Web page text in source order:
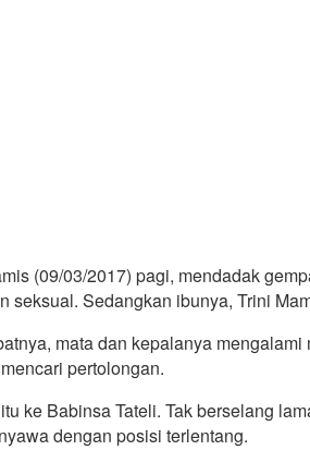
(09/03/2017) pagi, mendadak
Sedangkan ibunya, Trini
mata dan kepalanya
pertolongan.
ke Babinsa Tateli. Tak berselang
dengan posisi terlentang.